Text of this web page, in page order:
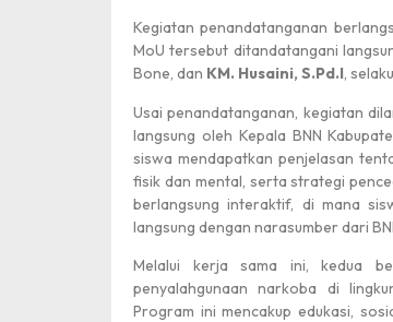
Kegiatan penandatanganan
MoU tersebut ditandatangani
Bone, dan KM. Husaini, S.Pd.I,
Usai penandatanganan, kegiatan
langsung oleh Kepala BNN
siswa mendapatkan penjelasan
fisik dan mental, serta strategi
berlangsung interaktif, di mana
langsung dengan narasumber dari
Melalui kerja sama ini, kedua
penyalahgunaan narkoba di
Program ini mencakup edukasi,